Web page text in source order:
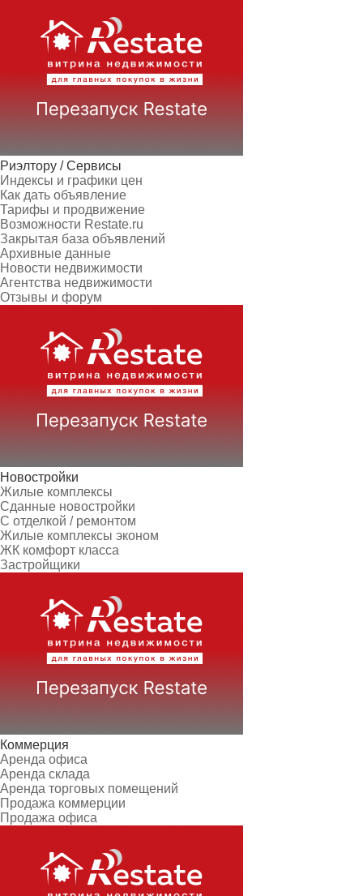
Риэлтору / Сервисы
Индексы и графики цен
Как дать объявление
Тарифы и продвижение
Возможности Restate.ru
Закрытая база объявлений
Архивные данные
Новости недвижимости
Агентства недвижимости
Отзывы и форум
Новостройки
Жилые комплексы
Сданные новостройки
С отделкой / ремонтом
Жилые комплексы эконом
ЖК комфорт класса
Застройщики
Коммерция
Аренда офиса
Аренда склада
Аренда торговых помещений
Продажа коммерции
Продажа офиса